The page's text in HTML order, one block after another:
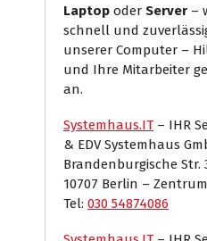
Laptop oder Server –
schnell und
unserer Computer –
und Ihre Mitarbeiter
an.
Systemhaus.IT – IHR
& EDV Systemhaus
Brandenburgische Str.
10707 Berlin – Zentrum
Tel: 030 54874086